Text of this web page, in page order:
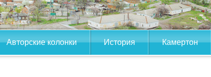
Авторские колонки История Камертон